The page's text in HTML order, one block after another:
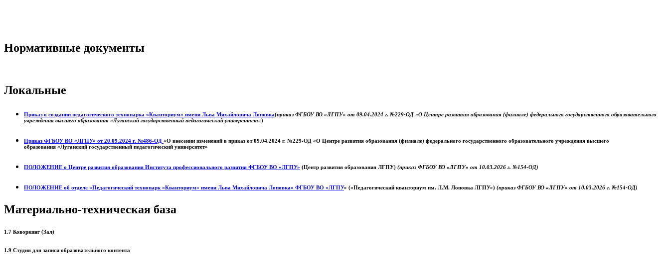
Нормативные документы
Локальные
Приказ о создании педагогического технопарка «Кванториум» имени Льва Михайловича Лоповка(приказ ФГБОУ ВО «ЛГПУ» от 09.04.2024 г. №229-ОД «О Центре развития образования (филиале) федерального государственного образовательного
учреждения высшего образования «Луганский государственный педагогический университет»)
Приказ ФГБОУ ВО «ЛГПУ» от 20.09.2024 г. №486-ОД «О внесении изменений в приказ от 09.04.2024 г. №229-ОД «О Центре развития образования (филиале) федерального государственного образовательного учреждения высшего
образования «Луганский государственный педагогический университет»
ПОЛОЖЕНИЕ о Центре развития образования Института профессионального развития ФГБОУ ВО «ЛГПУ» (Центр развития образования ЛГПУ) (приказ ФГБОУ ВО «ЛГПУ» от 10.03.2026 г. №154-ОД)
ПОЛОЖЕНИЕ об отделе «Педагогический технопарк «Кванториум» имени Льва Михайловича Лоповка» ФГБОУ ВО «ЛГПУ» («Педагогический кванториум им. Л.М. Лоповка ЛГПУ») (приказ ФГБОУ ВО «ЛГПУ» от 10.03.2026 г. №154-ОД)
Материально-техническая база
1.7 Коворкинг (Зал)
1.9 Студия для записи образовательного контента